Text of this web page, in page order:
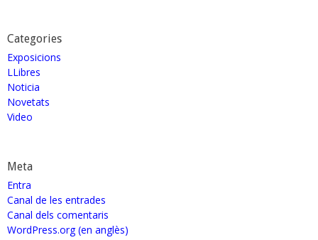
Categories
Exposicions
LLibres
Noticia
Novetats
Video
Meta
Entra
Canal de les entrades
Canal dels comentaris
WordPress.org (en anglès)